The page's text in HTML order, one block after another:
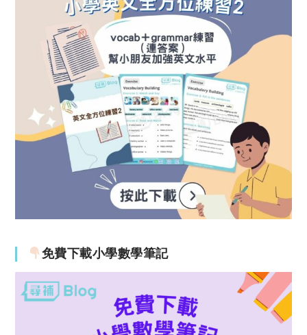
免費下載小學數學筆記